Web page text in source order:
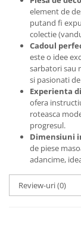
element de
putand fi
colectie
Cadoul
este o idee
sarbatori sau
si pasionati
Experienta
ofera
roteasca
progresul.
Dimensiuni
de piese
adancime,
Review-uri(0)